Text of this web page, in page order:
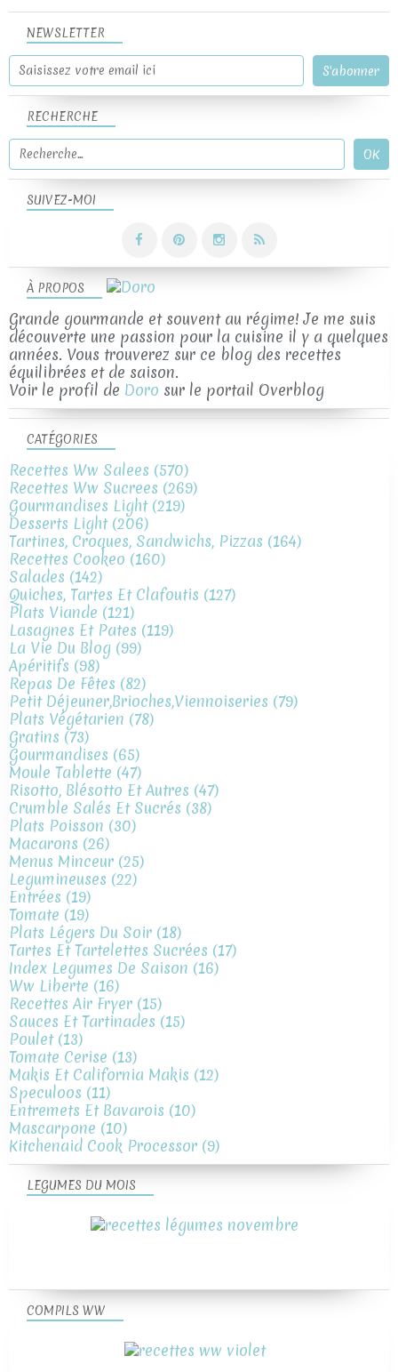
NEWSLETTER
SUIVEZ-MOI
RECHERCHE
À PROPOS
Grande gourmande et souvent au régime! Je me suis
découverte une passion pour la cuisine il y a quelques
années. Vous trouverez sur ce blog des recettes
équilibrées et de saison.
Voir le profil de Doro sur le portail Overblog
CATÉGORIES
Recettes Ww Salees (570)
Recettes Ww Sucrees (269)
Gourmandises Light(219)
Desserts Light(206)
Tartines, Croques, Sandwichs, Pizzas (164)
Recettes Cookeo (160)
Salades (142)
Quiches, Tartes Et Clafoutis (127)
Plats Viande (121)
Lasagnes Et Pates (119)
La Vie Du Blog (99)
Apéritifs (98)
Repas De Fêtes (82)
Petit Déjeuner,brioches,viennoiseries (79)
Plats Végétarien (78)
Gratins (73)
Gourmandises (65)
Moule Tablette (47)
Risotto, Blésotto Et Autres (47)
Crumble Salés Et Sucrés (38)
Plats Poisson (30)
Macarons (26)
Menus Minceur (25)
Legumineuses (22)
Entrées (19)
Tomate (19)
Plats Légers Du Soir (18)
Tartes Et Tartelettes Sucrées (17)
Index Legumes De Saison (16)
Ww Liberte (16)
Recettes Air Fryer (15)
Sauces Et Tartinades (15)
Poulet(13)
Tomate Cerise (13)
Makis Et California Makis (12)
Speculoos (11)
Entremets Et Bavarois (10)
Mascarpone (10)
Kitchenaid Cook Processor (9)
LEGUMES DU MOIS
COMPILS WW